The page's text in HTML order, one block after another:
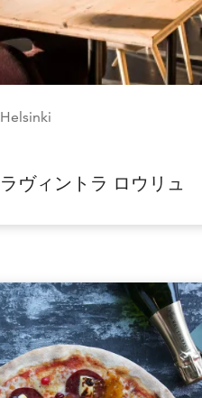
Helsinki
ラヴィントラ ロウリュ